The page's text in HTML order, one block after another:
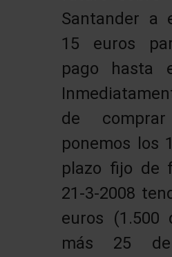
Santander a
15 euros
pago hasta
de
ponemos los
plazo fijo de
21-3-2008
euros (1.500
más 25 de